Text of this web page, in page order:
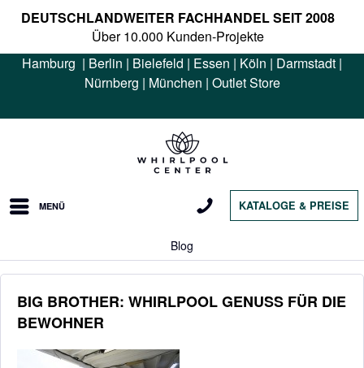
DEUTSCHLANDWEITER FACHHANDEL SEIT 2008
Über 10.000 Kunden-Projekte
Hamburg | Berlin | Bielefeld | Essen | Köln | Darmstadt |
Nürnberg | München | Outlet Store
MENÜ KATALOGE & PREISE
Blog
BIG BROTHER: WHIRLPOOL GENUSS FÜR DIE
BEWOHNER